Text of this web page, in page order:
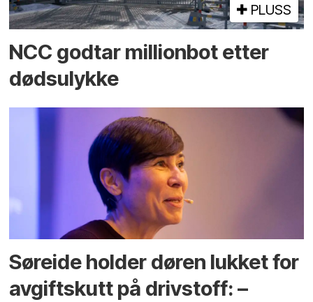
PLUSS
NCC godtar millionbot etter
dødsulykke
Søreide holder døren lukket for
avgiftskutt på drivstoff: –